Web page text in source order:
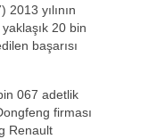
2013 yılının
20 bin
başarısı
067 adetlik
firması
Renault